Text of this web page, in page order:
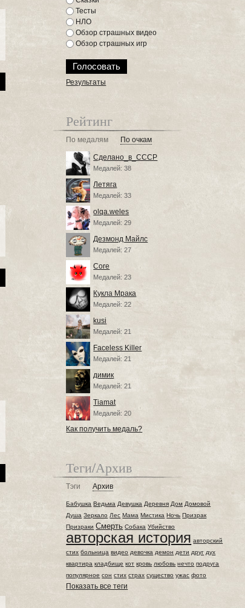
Тесты
НЛО
Обзор страшных видео
Обзор страшных игр
Результаты
Рейтинг
По медалям По очкам
Сделано_в_СССР
Медалей: 38
Летяга
Медалей: 33
olqa.weles
Медалей: 29
Дезмонд Майлс
Медалей: 27
Core
Медалей: 23
Кукла Мрака
Медалей: 22
kusi
Медалей: 21
Faceless Killer
Медалей: 21
димик
Медалей: 21
Tiamat
Медалей: 20
Как получить медаль?
Теги/Архив
Тэги Архив
Бабушка Ведьма Девушка Деревня Дом Домовой
Душа Зеркало Лес Мама Мистика Ночь Призрак
Призраки Смерть Собака Убийство
авторская история авторский
стих больница видео девочка демон дети друг дух
квартира кладбище кот кровь любовь нечто подруга
популярное сон стих страх существо ужас фото
Показать все теги